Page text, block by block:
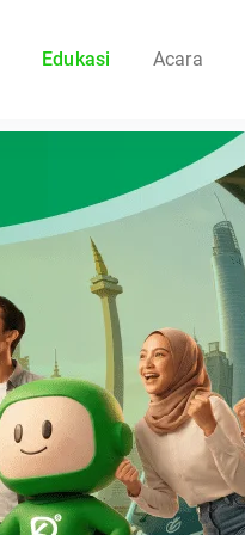
Edukasi Acara